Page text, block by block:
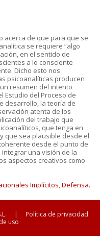
acerca de que para que se
se requiere “algo
en el sentido de
a lo consciente
Dicho esto nos
psicoanalíticas producen
resumen del intento
Estudio del Proceso de
desarrollo, la teoría de
atenta de los
del trabajo que
que tenga en
que sea plausible desde el
desde el punto de
una visión de la
aspectos creativos como
Implícitos,Defensa.
|
Política de privacidad
uso